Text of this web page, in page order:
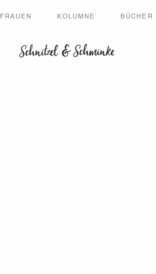
FRAUEN KOLUMNE BÜCHER